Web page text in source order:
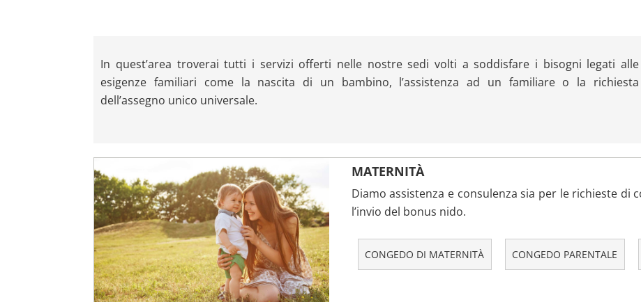
In quest’area troverai tutti i servizi offerti nelle nostre sedi volti a soddisfare i bisogni legati alle
esigenze familiari come la nascita di un bambino, l’assistenza ad un familiare o la richiesta
dell’assegno unico universale.
MATERNITÀ
Diamo assistenza e consulenza sia per le richieste di
l’invio del bonus nido.
CONGEDO DI MATERNITÀ CONGEDO PARENTALE